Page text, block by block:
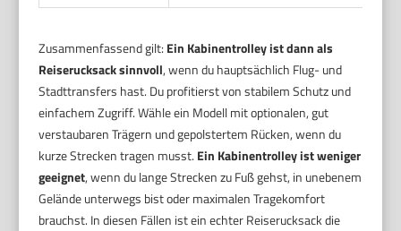
Zusammenfassend gilt: Ein Kabinentrolley ist dann als
Reiserucksack sinnvoll, wenn du hauptsächlich Flug- und
Stadttransfers hast. Du profitierst von stabilem Schutz und
einfachem Zugriff. Wähle ein Modell mit optionalen, gut
verstaubaren Trägern und gepolstertem Rücken, wenn du
kurze Strecken tragen musst. Ein Kabinentrolley ist weniger
geeignet, wenn du lange Strecken zu Fuß gehst, in unebenem
Gelände unterwegs bist oder maximalen Tragekomfort
brauchst. In diesen Fällen ist ein echter Reiserucksack die